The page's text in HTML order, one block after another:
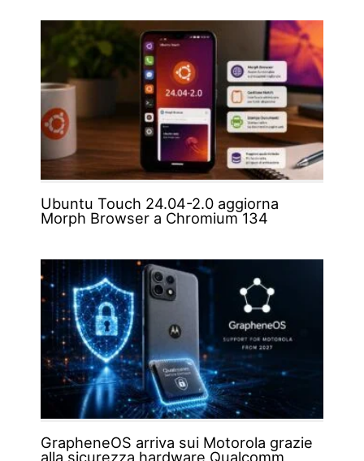
Ubuntu Touch 24.04-2.0 aggiorna
Morph Browser a Chromium 134
GrapheneOS arriva sui Motorola grazie
alla sicurezza hardware Qualcomm